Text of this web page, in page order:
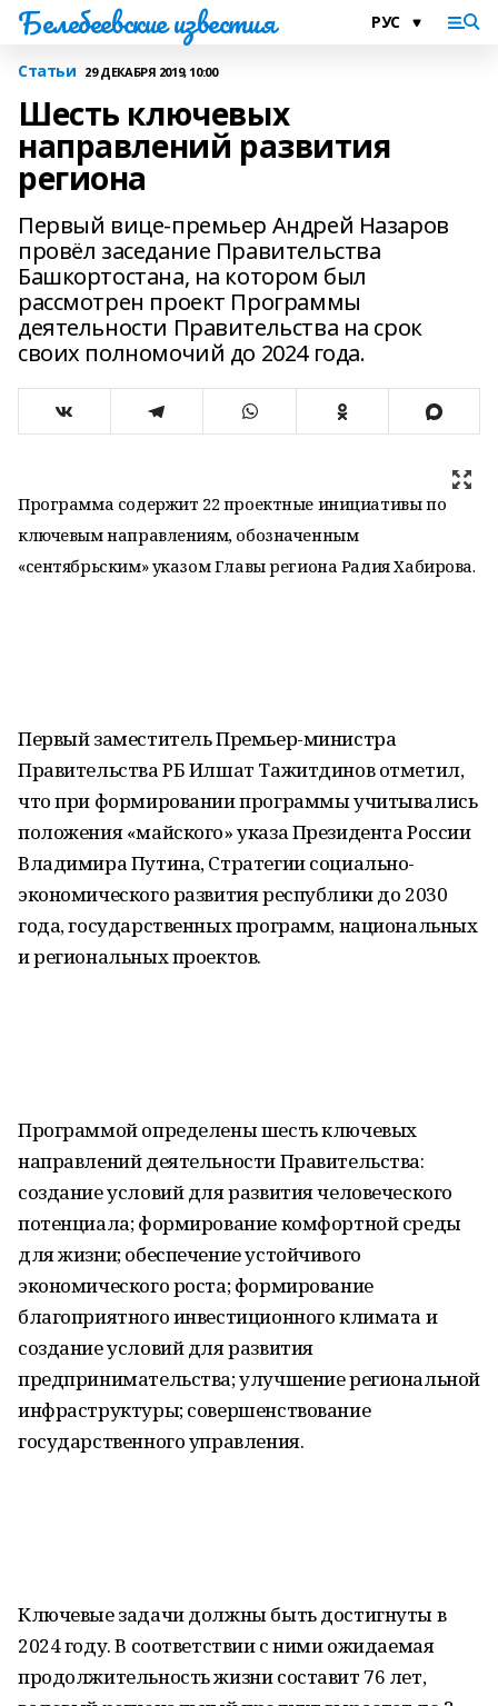
Белебеевские известия
Статьи 29 ДЕКАБРЯ 2019, 10:00
Шесть ключевых
направлений развития
региона
Первый вице-премьер Андрей Назаров
провёл заседание Правительства
Башкортостана, на котором был
рассмотрен проект Программы
деятельности Правительства на срок
своих полномочий до 2024 года.
Программа содержит 22 проектные инициативы по
ключевым направлениям, обозначенным
«сентябрьским» указом Главы региона Радия Хабирова.
Первый заместитель Премьер-министра
Правительства РБ Илшат Тажитдинов отметил,
что при формировании программы учитывались
положения «майского» указа Президента России
Владимира Путина, Стратегии социально-
экономического развития республики до 2030
года, государственных программ, национальных
и региональных проектов.
Программой определены шесть ключевых
направлений деятельности Правительства:
создание условий для развития человеческого
потенциала; формирование комфортной среды
для жизни; обеспечение устойчивого
экономического роста; формирование
благоприятного инвестиционного климата и
создание условий для развития
предпринимательства; улучшение региональной
инфраструктуры; совершенствование
государственного управления.
Ключевые задачи должны быть достигнуты в
2024 году. В соответствии с ними ожидаемая
продолжительность жизни составит 76 лет,